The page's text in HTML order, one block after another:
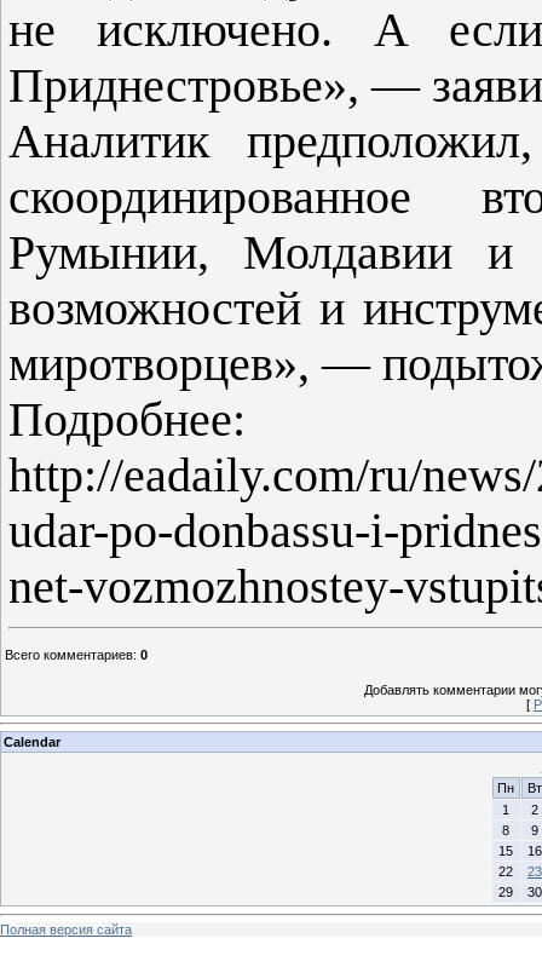
не исключено. А
Приднестровье», —
Аналитик
скоординированное
Румынии, Молдавии и
возможностей и
миротворцев», —
Подробнее:
http://eadaily.com/ru/
udar-po-donbassu-i-
net-vozmozhnostey-
Всего комментариев: 0
Добавлять комментарии
[
Calendar
Пн
Вт
1
2
8
9
15
16
22
23
29
30
Полная версия сайта